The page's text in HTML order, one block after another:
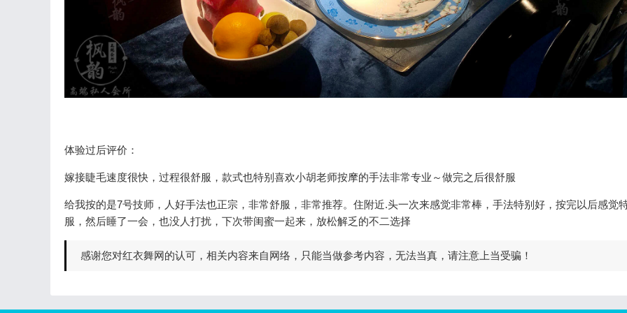
体验过后评价：
嫁接睫毛速度很快，过程很舒服，款式也特别喜欢小胡老师按摩的手法非常专业～做完之后很舒服
给我按的是7号技师，人好手法也正宗，非常舒服，非常推荐。住附近.头一次来感觉非常棒，手法特别好，按完以后感觉
服，然后睡了一会，也没人打扰，下次带闺蜜一起来，放松解乏的不二选择
感谢您对红衣舞网的认可，相关内容来自网络，只能当做参考内容，无法当真，请注意上当受骗！